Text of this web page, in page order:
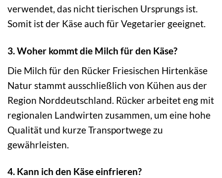
verwendet, das nicht tierischen Ursprungs ist.
Somit ist der Käse auch für Vegetarier geeignet.
3. Woher kommt die Milch für den Käse?
Die Milch für den Rücker Friesischen Hirtenkäse
Natur stammt ausschließlich von Kühen aus der
Region Norddeutschland. Rücker arbeitet eng mit
regionalen Landwirten zusammen, um eine hohe
Qualität und kurze Transportwege zu
gewährleisten.
4. Kann ich den Käse einfrieren?